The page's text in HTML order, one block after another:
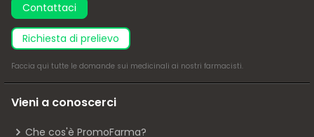
Contattaci
richiesta di prelievo
Faccia qui tutte le domande sui medicinali ai nostri farmacisti.
Vieni a conoscerci
Che cos'è PromoFarma?